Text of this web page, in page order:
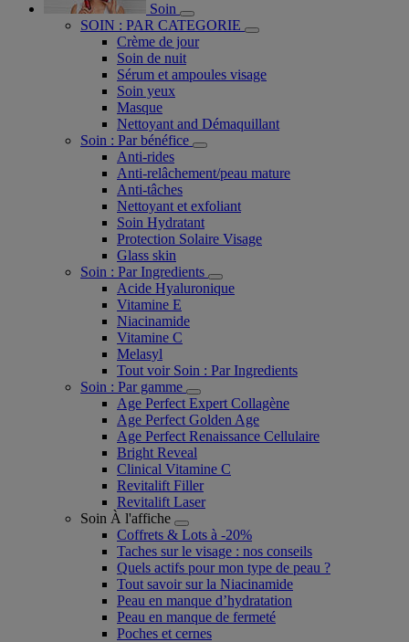
Soin
SOIN : PAR CATEGORIE
Crème de jour
Soin de nuit
Sérum et ampoules visage
Soin yeux
Masque
Nettoyant and Démaquillant
Soin : Par bénéfice
Anti-rides
Anti-relâchement/peau mature
Anti-tâches
Nettoyant et exfoliant
Soin Hydratant
Protection Solaire Visage
Glass skin
Soin : Par Ingredients
Acide Hyaluronique
Vitamine E
Niacinamide
Vitamine C
Melasyl
Tout voir Soin : Par Ingredients
Soin : Par gamme
Age Perfect Expert Collagène
Age Perfect Golden Age
Age Perfect Renaissance Cellulaire
Bright Reveal
Clinical Vitamine C
Revitalift Filler
Revitalift Laser
Soin À l'affiche
Coffrets & Lots à -20%
Taches sur le visage : nos conseils
Quels actifs pour mon type de peau ?
Tout savoir sur la Niacinamide​
Peau en manque d’hydratation
Peau en manque de fermeté
Poches et cernes